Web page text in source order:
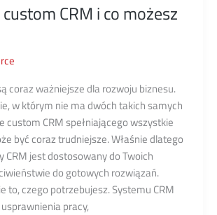
custom CRM i co możesz
coraz ważniejsze dla rozwoju biznesu.
w którym nie ma dwóch takich samych
custom CRM spełniającego wszystkie
być coraz trudniejsze. Właśnie dlatego
CRM jest dostosowany do Twoich
do gotowych rozwiązań.
to, czego potrzebujesz. Systemu CRM
pracy,